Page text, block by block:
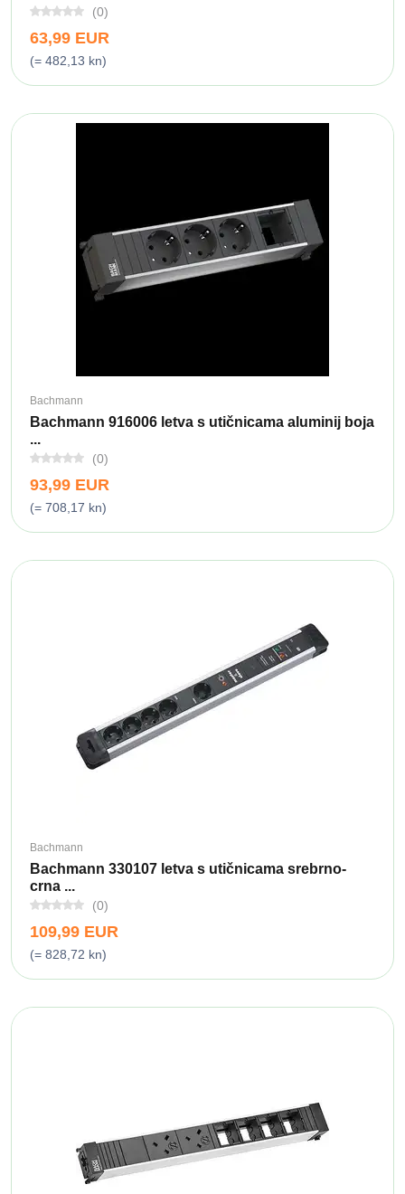
(0)
63,99 EUR
(= 482,13 kn)
Bachmann
Bachmann 916006 letva s utičnicama aluminij boja
...
(0)
93,99 EUR
(= 708,17 kn)
Bachmann
Bachmann 330107 letva s utičnicama srebrno-
crna ...
(0)
109,99 EUR
(= 828,72 kn)